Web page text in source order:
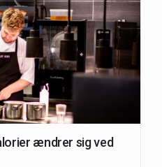
ændrer sig ved